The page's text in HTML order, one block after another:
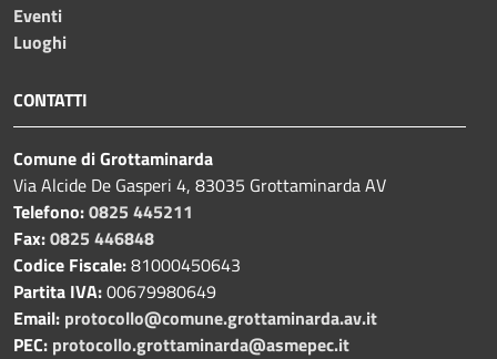
Eventi
Luoghi
CONTATTI
Comune di Grottaminarda
Via Alcide De Gasperi 4, 83035 Grottaminarda AV
Telefono:0825 445211
Fax:0825 446848
Codice Fiscale:81000450643
Partita IVA:00679980649
Email: protocollo@comune.grottaminarda.av.it
PEC: protocollo.grottaminarda@asmepec.it